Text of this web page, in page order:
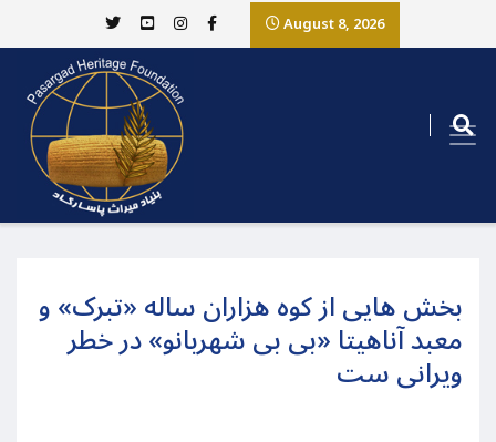
August 8, 2026
بخش هایی از کوه هزاران ساله «تبرک» و
معبد آناهیتا «بی بی شهربانو» در خطر
ویرانی ست